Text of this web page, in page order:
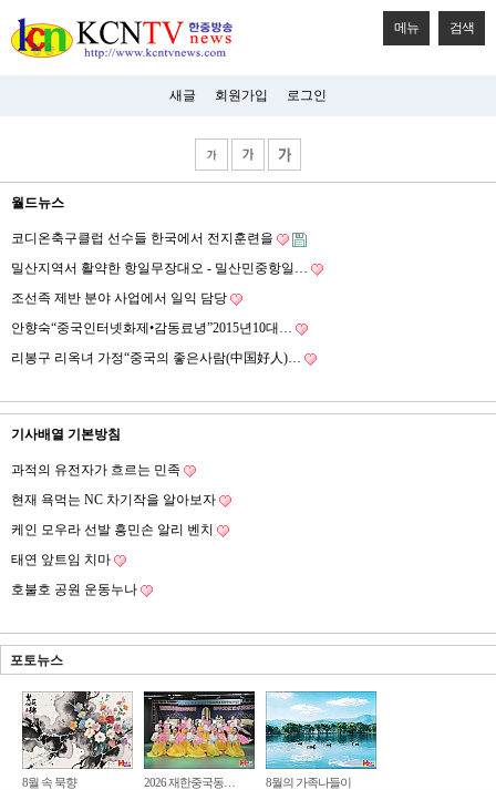
메뉴 검색
새글 회원가입 로그인
월드뉴스
코디온축구클럽 선수들 한국에서 전지훈련을
밀산지역서 활약한 항일무장대오 - 밀산민중항일…
조선족 제반 분야 사업에서 일익 담당
안향숙“중국인터넷화제•감동료녕”2015년10대…
리봉구 리옥녀 가정“중국의 좋은사람(中国好人)…
기사배열 기본방침
과적의 유전자가 흐르는 민족
현재 욕먹는 NC 차기작을 알아보자
케인 모우라 선발 흥민손 알리 벤치
태연 앞트임 치마
호불호 공원 운동누나
포토뉴스
8월 속 묵향 2026 재한중국동… 8월의 가족나들이